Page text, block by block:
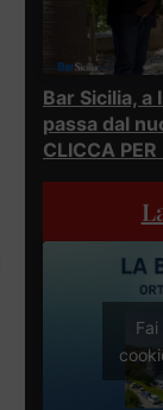
Bar Sicilia,
passa dal
CLICCA PER